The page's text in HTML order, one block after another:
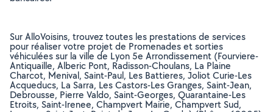
Sur AlloVoisins, trouvez toutes les prestations de services
pour réaliser votre projet de Promenades et sorties
véhiculées sur la ville de Lyon 5e Arrondissement (Fourviere-
Antiquaille, Alberic Pont, Radisson-Choulans, La Plaine
Charcot, Menival, Saint-Paul, Les Battieres, Joliot Curie-Les
Acqueducs, La Sarra, Les Castors-Les Granges, Saint-Jean,
Debrousse, Pierre Valdo, Saint-Georges, Quarantaine-Les
Etroits, Saint-Irenee, Champvert Mairie, Champvert Sud,